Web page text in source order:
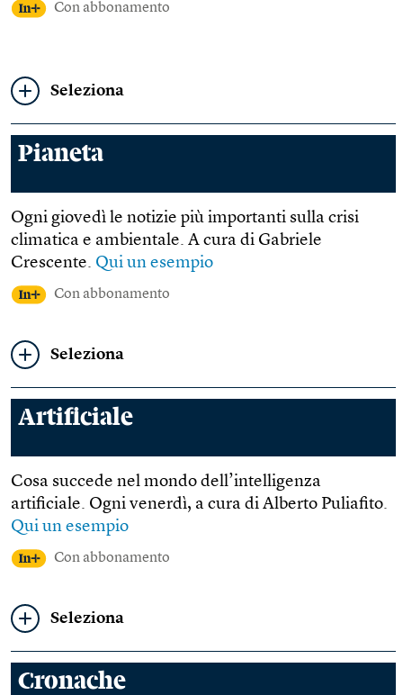
Con abbonamento
Seleziona
Pianeta
Ogni giovedì le notizie più importanti sulla crisi
climatica e ambientale. A cura di Gabriele
Crescente. Qui un esempio
Con abbonamento
Seleziona
Artificiale
Cosa succede nel mondo dell’intelligenza
artificiale. Ogni venerdì, a cura di Alberto Puliafito.
Qui un esempio
Con abbonamento
Seleziona
Cronache